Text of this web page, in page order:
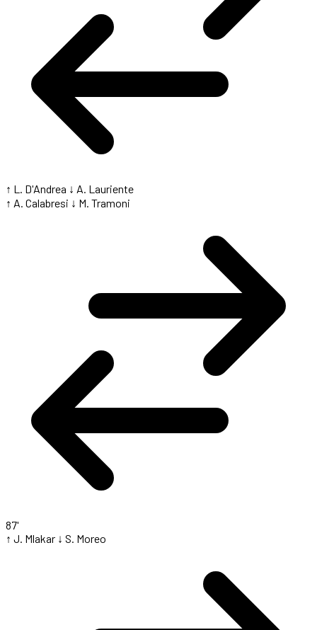
↑ L. D'Andrea ↓ A. Lauriente
↑ A. Calabresi ↓ M. Tramoni
87'
↑ J. Mlakar ↓ S. Moreo